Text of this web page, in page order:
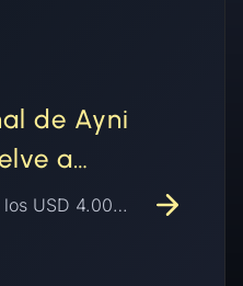
de Ayni
a
El oro volvió a superar los USD 4.000 por onza y estaba en camino a su primera ganancia mensual en cuatro meses mientras el dólar se debilitaba, la Fed mantuvo las tasas con disidencia interna, y los datos del Consejo Mundial del Oro mostraron a los bancos centrales y los inversores sosteniendo la demanda mientras el volumen de oro tokenizado ya superó el total de todo 2025.